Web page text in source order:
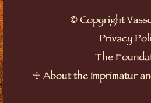
©Copyright
Privacy
The
☩ About the Imprimatur